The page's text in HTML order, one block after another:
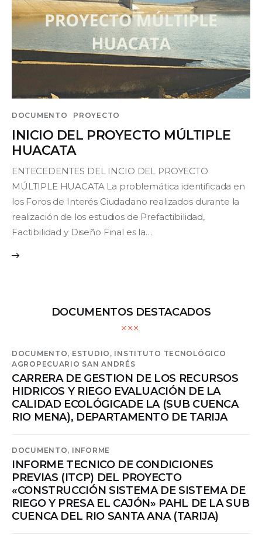
DOCUMENTO PROYECTO
INICIO DEL PROYECTO MÚLTIPLE
HUACATA
ENTECEDENTES DEL INCIO DEL PROYECTO
MÚLTIPLE HUACATA La problemática identificada en
los Foros de Interés Ciudadano realizados durante la
realización de los estudios de Prefactibilidad,
Factibilidad y Diseño Final es la…
DOCUMENTOS DESTACADOS
DOCUMENTO, ESTUDIO, INSTITUTO TECNOLÓGICO
AGROPECUARIO SAN ANDRÉS
CARRERA DE GESTION DE LOS RECURSOS
HIDRICOS Y RIEGO EVALUACIÓN DE LA
CALIDAD ECOLÓGICADE LA (SUB CUENCA
RIO MENA), DEPARTAMENTO DE TARIJA
DOCUMENTO, INFORME
INFORME TECNICO DE CONDICIONES
PREVIAS (ITCP) DEL PROYECTO
«CONSTRUCCIÓN SISTEMA DE SISTEMA DE
RIEGO Y PRESA EL CAJÓN» PAHL DE LA SUB
CUENCA DEL RIO SANTA ANA (TARIJA)